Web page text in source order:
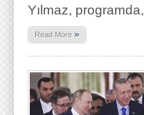
Yılmaz, programda,
Read More »